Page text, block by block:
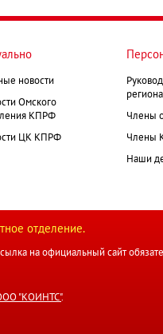
новости
Омского
КПРФ
ЦК КПРФ
Члены
Члены
Наши
отделение.
на официальный сайт
"КОИНТС".